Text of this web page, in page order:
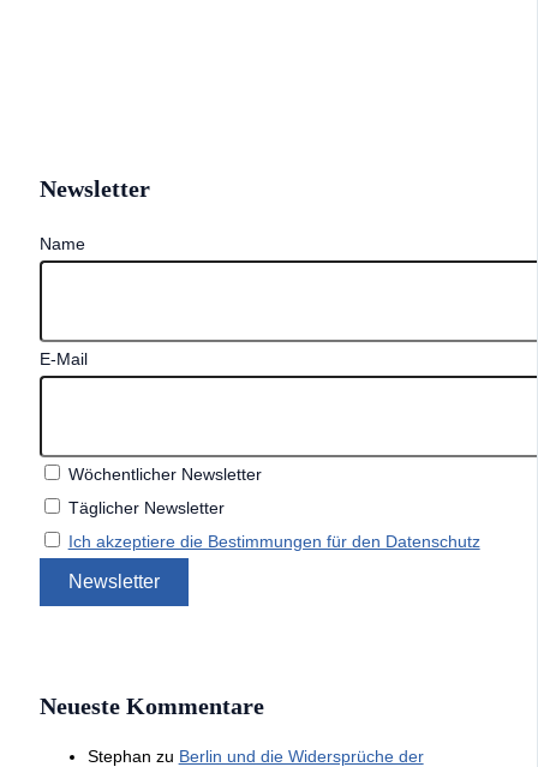
Newsletter
Name
E-Mail
Wöchentlicher Newsletter
Täglicher Newsletter
Ich akzeptiere die Bestimmungen für den Datenschutz
Neueste Kommentare
Stephan zu Berlin und die Widersprüche der